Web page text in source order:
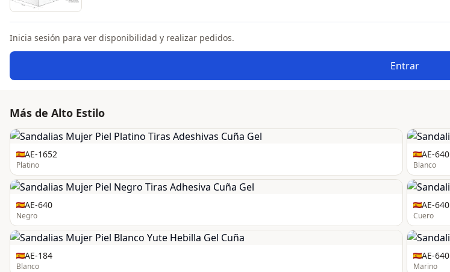
Inicia sesión para ver disponibilidad y realizar pedidos.
Entrar
Más de Alto Estilo
AE-1652
Platino
AE-640
Blanco
AE-640
Negro
AE-640
Cuero
AE-184
Blanco
AE-640
Marino